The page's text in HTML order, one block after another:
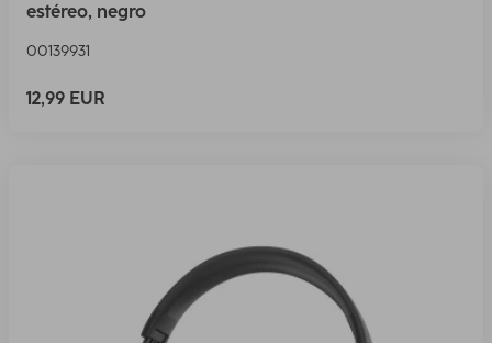
estéreo, negro
00139931
12,99 EUR